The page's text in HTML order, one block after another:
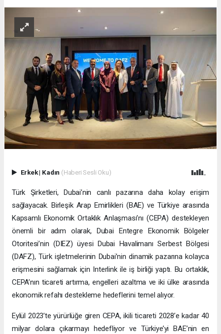
Erkek| Kadın (Haberi Sesli Oku)
Türk Şirketleri, Dubai’nin canlı pazarına daha kolay erişim
sağlayacak. Birleşik Arap Emirlikleri (BAE) ve Türkiye arasında
Kapsamlı Ekonomik Ortaklık Anlaşması’nı (CEPA) destekleyen
önemli bir adım olarak, Dubai Entegre Ekonomik Bölgeler
Otoritesi’nin (DIEZ) üyesi Dubai Havalimanı Serbest Bölgesi
(DAFZ), Türk işletmelerinin Dubai’nin dinamik pazarına kolayca
erişmesini sağlamak için Interlink ile iş birliği yaptı. Bu ortaklık,
CEPA’nın ticareti artırma, engelleri azaltma ve iki ülke arasında
ekonomik refahı destekleme hedeflerini temel alıyor.
Eylül 2023’te yürürlüğe giren CEPA, ikili ticareti 2028’e kadar 40
milyar dolara çıkarmayı hedefliyor ve Türkiye’yi BAE’nin en